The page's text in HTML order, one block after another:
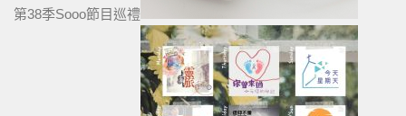
第38季Sooo節目巡禮